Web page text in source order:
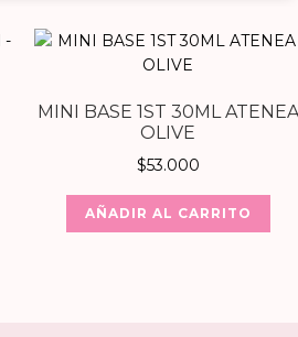
MINI BASE 1ST 30ML ATENEA
OLIVE
$53.000
AÑADIR AL CARRITO